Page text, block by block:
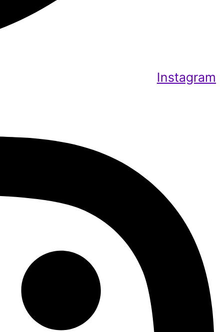
Instagram